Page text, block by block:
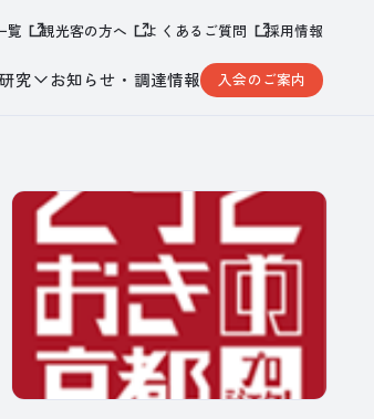
覧 観光客の方へ よくあるご質問 採用情報
究 お知らせ・調達情報 入会のご案内